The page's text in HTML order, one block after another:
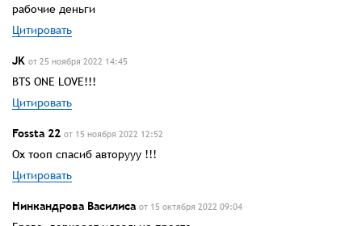
рабочие деньги
Цитировать
JK от 25 ноября 2022 14:45
BTS ONE LOVE!!!
Цитировать
Fossta 22 от 15 ноября 2022 12:52
Ох тооп спасиб авторууу !!!
Цитировать
Нинкандрова Василиса от 15 октября 2022 09:04